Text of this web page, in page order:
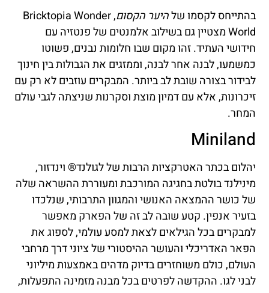
בהתייחס לקסמו שלהיער הקסום , Bricktopia Wonder
World מצטיין גם בשילוב אלמנטים של פנטזיה עם
חידושי העתיד. זהו מקום שבו חלומות נבנים, פשוטו
כמשמעו, לבנה אחר לבנה, וממזגים את הגבולות בין חינוך
לבידור בצורה שובת לב ביותר. המבקרים עוזבים לא רק עם
זיכרונות, אלא עם דמיון מוצת וסקרנות שניצתה לגבי עולם
המחר.
Miniland
יהלום בכתר האטרקציות הרבות של לגולנד® וינדזור,
מינילנד בולטת בחגיגה המורכבת ומעוררת ההשראה שלה
של כושר ההמצאה האנושי והמגוון התרבותי, שנלכדו
בזעיר אנפין. קטע שובה לב זה של הפארק מאפשר
למבקרים בכל הגילאים לצאת למסע עולמי, לספוג את
הפאר האדריכלי והעושר ההיסטורי של ציוני דרך מרחבי
העולם, כולם משוחזרים בדיוק מדהים באמצעות מיליוני
לבני לגו. ההקדשה לפרטים בכל מבנה מזמינה התפעלות,